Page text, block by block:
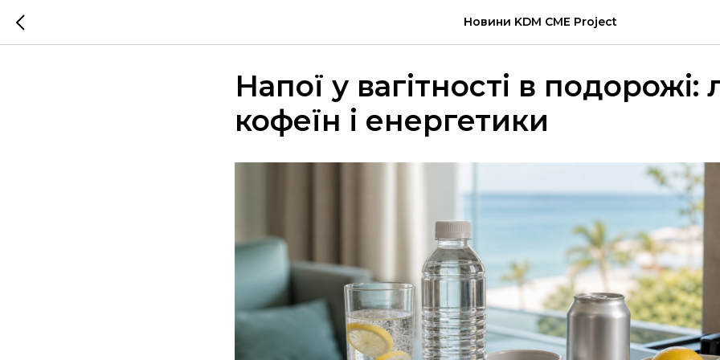
Новини KDM CME Project
Напої у вагітності в подорожі:
кофеїн і енергетики